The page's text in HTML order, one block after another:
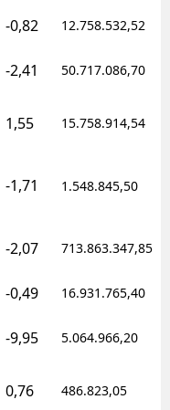
-0,82 12.758.532,52
-2,41 50.717.086,70
1,55 15.758.914,54
-1,71 1.548.845,50
-2,07 713.863.347,85
-0,49 16.931.765,40
-9,95 5.064.966,20
0,76 486.823,05